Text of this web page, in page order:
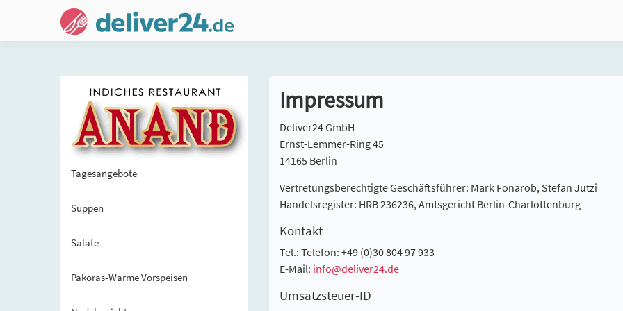
Tagesangebote
Suppen
Salate
Pakoras-Warme Vorspeisen
Impressum
Deliver24 GmbH
Ernst-Lemmer-Ring 45
14165 Berlin
Vertretungsberechtigte Geschäftsführer: Mark Fonarob, Stefan Jutzi
Handelsregister: HRB 236236, Amtsgericht Berlin-Charlottenburg
Kontakt
Tel.: Telefon: +49 (0)30 804 97 933
E-Mail: info@deliver24.de
Umsatzsteuer-ID